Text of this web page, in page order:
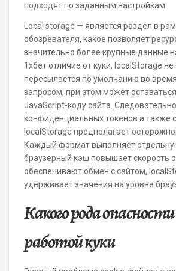
подходят по заданным настройкам.
Local storage — является раздел в
обозревателя, какое позволяет
значительно более крупные данные
1хбет отличие от куки, localStorage не
пересылается по умолчанию во
запросом, при этом может
JavaScript-коду сайта.
конфиденциальных токенов а также
localStorage предполагает
Каждый формат выполняет
браузерный кэш повышает скорость
обеспечивают обмен с сайтом,
удерживает значения на уровне
Какого рода
работой куки